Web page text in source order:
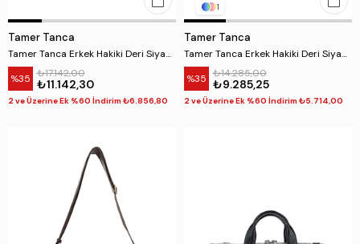
Tamer Tanca
Tamer Tanca Erkek Hakiki Deri Siyah Evrak Çantası
%35 ₺11.142,30
₺17.142,00
2 ve Üzerine Ek %60 İndirim ₺6.856,80
1
Tamer Tanca
Tamer Tanca Erkek Hakiki Deri Siyah Deri Postacı Çanta
%35 ₺9.285,25
₺14.285,00
2 ve Üzerine Ek %60 İndirim ₺5.714,00